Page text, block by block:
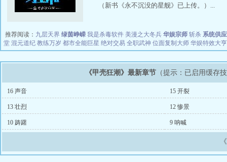
（新书《永不沉没的星舰》已上传。）...
推荐阅读： 九层天界 绿茵峥嵘 我是杀毒软件 美漫之大冬兵 华娱宗师 斩杀 系统供
堂 混元道纪 教练万岁 都市全能巨星 绝对交易 全职武神 位面复制大师 华娱特效大亨
《甲壳狂潮》最新章节 （提示：已启用缓存
16 声音 15 开裂
13 壮烈 12 惨景
10 踌躇 9 呐喊